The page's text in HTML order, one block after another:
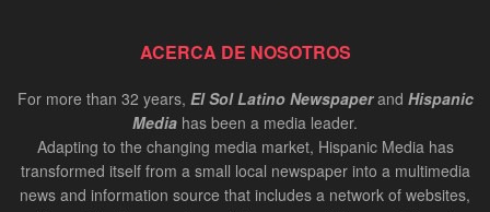
ACERCA DE NOSOTROS
For more than 32 years, El Sol Latino Newspaperand Hispanic
Media has been a media leader.
Adapting to the changing media market, Hispanic Media has
transformed itself from a small local newspaper into a multimedia
news and information source that includes a network of websites,